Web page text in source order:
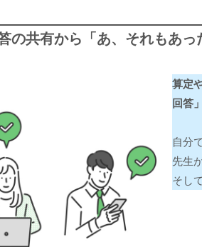
の共有から「あ、それもあっ
算定
回答
自分
先生
そし